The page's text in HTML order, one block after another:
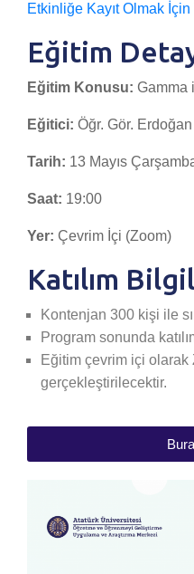
Etkinliğe Kayıt Olmak İçin
Eğitim
Eğitim Konusu: Gamma
Eğitici: Öğr. Gör.
Tarih: 13 Mayıs
Saat: 19:00
Yer: Çevrim İçi (Zoom)
Katılım
Kontenjan 300 kişi ile
Program sonunda
Eğitim çevrim içi olarak
gerçekleştirilecektir.